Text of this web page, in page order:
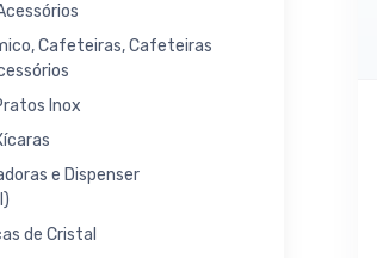
Cafeteiras, Cafeteiras
Inox
e Dispenser
de Cristal